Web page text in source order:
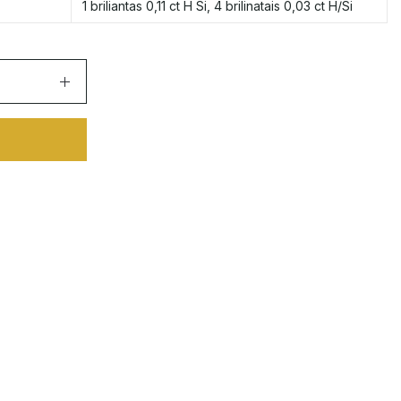
1 briliantas 0,11 ct H Si, 4 brilinatais 0,03 ct H/Si